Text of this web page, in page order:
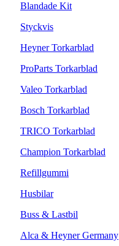
Blandade Kit
Styckvis
Heyner Torkarblad
ProParts Torkarblad
Valeo Torkarblad
Bosch Torkarblad
TRICO Torkarblad
Champion Torkarblad
Refillgummi
Husbilar
Buss & Lastbil
Alca & Heyner Germany